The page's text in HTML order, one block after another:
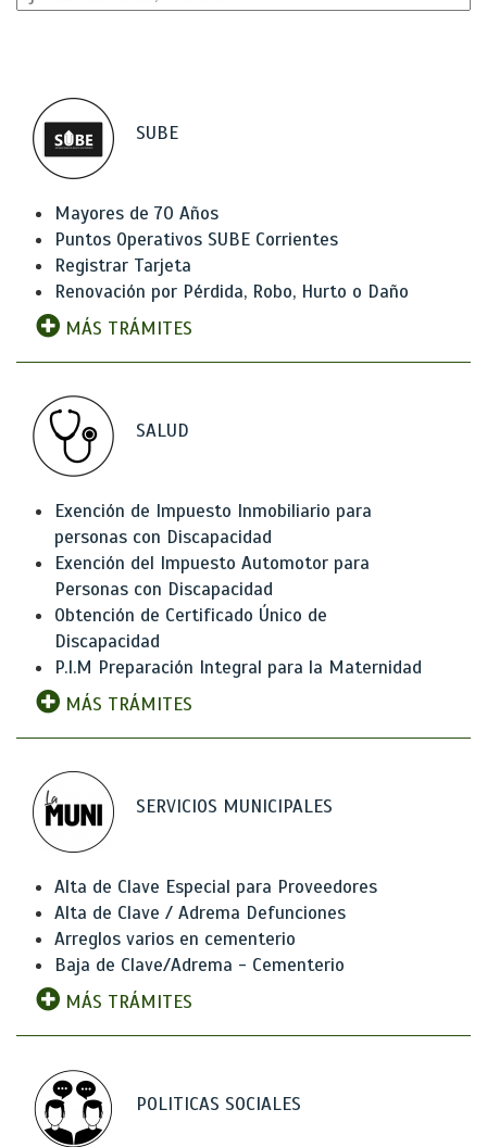
SUBE
Mayores de 70 Años
Puntos Operativos SUBE Corrientes
Registrar Tarjeta
Renovación por Pérdida, Robo, Hurto o Daño
MÁS TRÁMITES
SALUD
Exención de Impuesto Inmobiliario para
personas con Discapacidad
Exención del Impuesto Automotor para
Personas con Discapacidad
Obtención de Certificado Único de
Discapacidad
P.I.M Preparación Integral para la Maternidad
MÁS TRÁMITES
SERVICIOS MUNICIPALES
Alta de Clave Especial para Proveedores
Alta de Clave / Adrema Defunciones
Arreglos varios en cementerio
Baja de Clave/Adrema - Cementerio
MÁS TRÁMITES
POLITICAS SOCIALES